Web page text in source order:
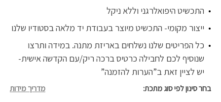
התכשיט היפואלרגני וללא ניקל
ייצור מקומי- התכשיט מיוצר בעבודת יד מלאה בסטודיו שלנו
כל הפריטים שלנו נשלחים באריזת מתנה. במידה ותרצו
שנוסיף לכם לחבילה כרטיס ברכה ריק/עם הקדשה אישית-
יש לציין זאת ב”הערות להזמנה”
בחר סינון לפי סוג מתכת מדריך מידות